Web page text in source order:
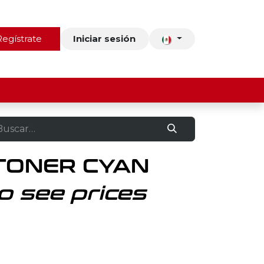
Contacto Iniciar sesión
CYAN
see prices